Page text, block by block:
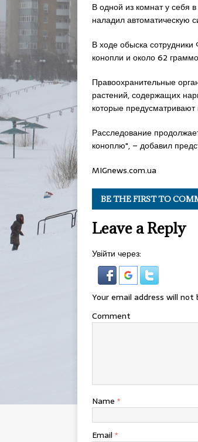
В одной из комнат у себя
наладил автоматическую
В ходе обыска
конопли и около 62
Правоохранительные
растений, содержащих
которые
Расследование
коноплю", – добавил
MIGnews.com.ua
BE THE FIRST TO
Leave a Reply
Увійти через:
Your email address will not
Comment
Name *
Email *